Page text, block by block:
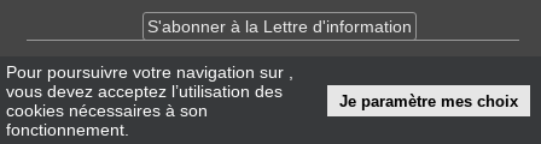
S'abonner à la Lettre d'information
InfosCNIL/RGPD
Conditions Générales d'Utilisation
Pour poursuivre votre navigation sur
vous devez acceptez l’utilisation des
cookies nécessaires à son
fonctionnement.
Je paramètre mes choix